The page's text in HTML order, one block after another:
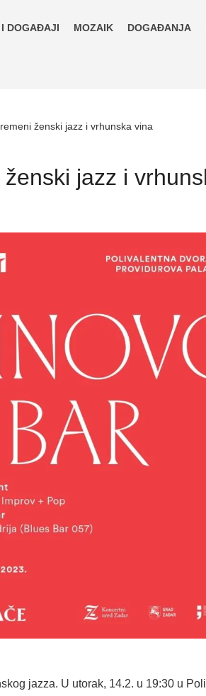
I DOGAĐAJI MOZAIK DOGAĐANJA
ženski jazz i vrhunska vina
jazz i
jazza. U utorak, 14.2. u 19:30 u